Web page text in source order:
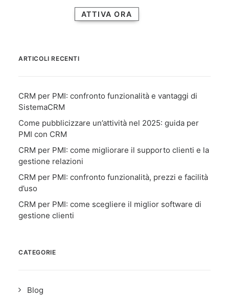
ATTIVA ORA
ARTICOLI RECENTI
CRM per PMI: confronto funzionalità e vantaggi di
SistemaCRM
Come pubblicizzare un’attività nel 2025: guida per
PMI con CRM
CRM per PMI: come migliorare il supporto clienti e la
gestione relazioni
CRM per PMI: confronto funzionalità, prezzi e facilità
d’uso
CRM per PMI: come scegliere il miglior software di
gestione clienti
CATEGORIE
Blog